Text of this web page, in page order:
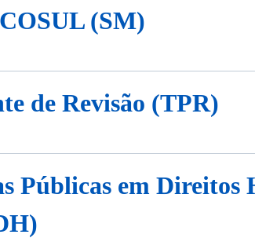
(SM)
de Revisão (TPR)
Públicas em Direitos